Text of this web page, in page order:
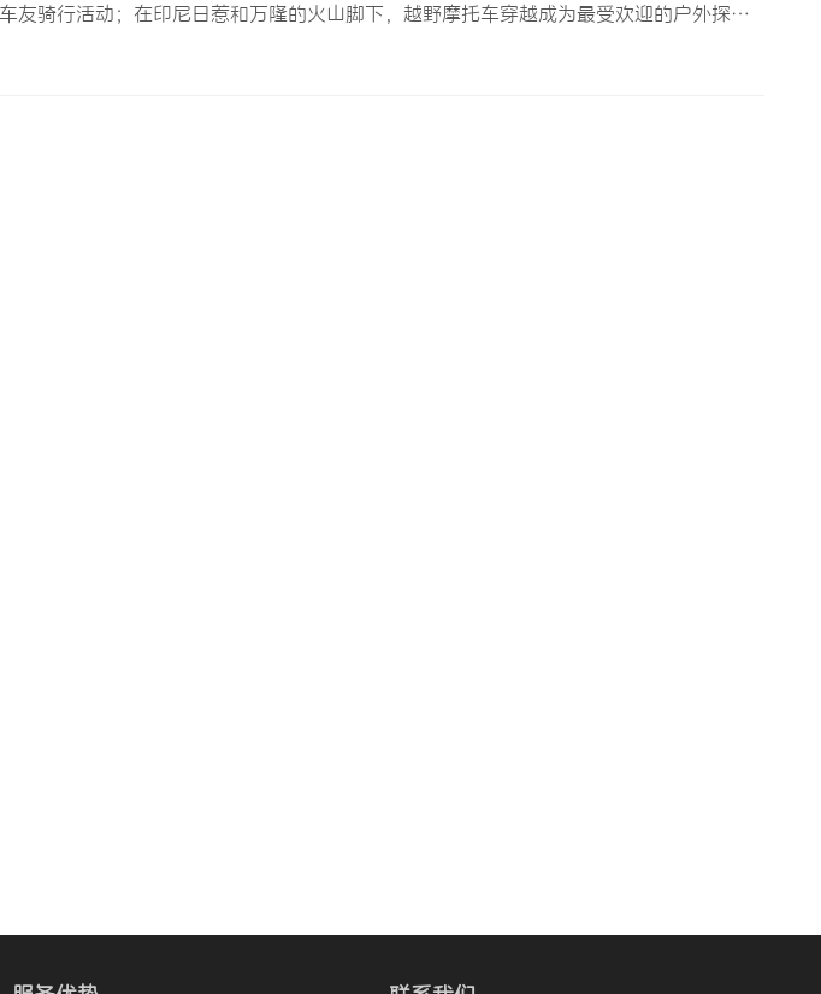
友骑行活动；在印尼日惹和万隆的火山脚下，越野摩托车穿越成为最受欢迎的户外探险
发展，其中越野摩托车碳纤维车壳、防摔…